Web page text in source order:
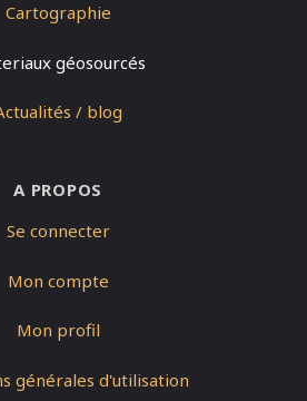
Cartographie
géosourcés
/ blog
A PROPOS
Se connecter
Mon compte
Mon profil
générales d'utilisation